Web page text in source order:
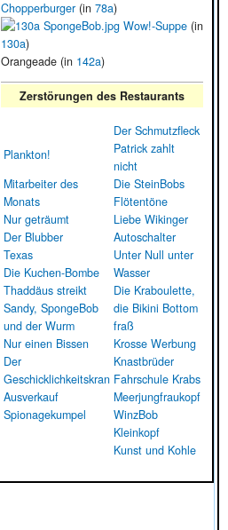
Chopperburger (in 78a)
Wow!-Suppe (in
130a)
Orangeade (in 142a)
Zerstörungen des Restaurants
Plankton!
Mitarbeiter des
Monats
Nur geträumt
Der Blubber
Texas
Die Kuchen-Bombe
Thaddäus streikt
Sandy, SpongeBob
und der Wurm
Nur einen Bissen
Der
Geschicklichkeitskran
Ausverkauf
Spionagekumpel
Der Schmutzfleck
Patrick zahlt
nicht
Die SteinBobs
Flötentöne
Liebe Wikinger
Autoschalter
Unter Null unter
Wasser
Die Kraboulette,
die Bikini Bottom
fraß
Krosse Werbung
Knastbrüder
Fahrschule Krabs
Meerjungfraukopf
WinzBob
Kleinkopf
Kunst und Kohle